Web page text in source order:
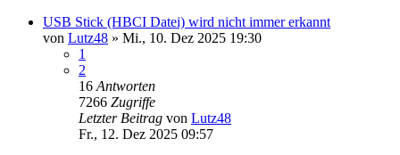
USB Stick (HBCI Datei) wird nicht immer erkannt
von Lutz48 » Mi., 10. Dez 2025 19:30
1
2
16 Antworten
7266 Zugriffe
Letzter Beitrag von Lutz48
Fr., 12. Dez 2025 09:57